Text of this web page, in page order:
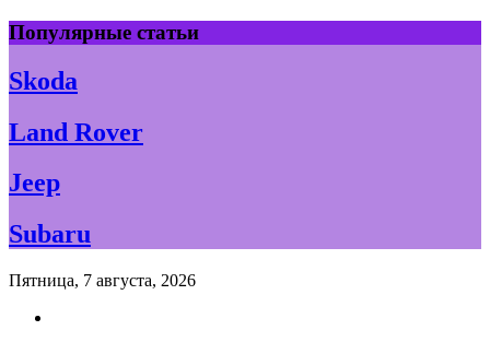
Skip
to
content
Популярные статьи
Skoda
Land Rover
Jeep
Subaru
Пятница, 7 августа, 2026